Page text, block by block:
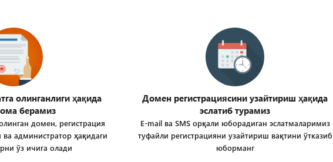
олинганлиги ҳақида
берамиз
домен, регистрация
администратор ҳақидаги
ўз ичига олади
Домен регистрациясини узайтириш ҳақида
эслатиб турамиз
E-mail ва SMS орқали юборадиган эслатмаларимиз
туфайли регистрацияни узайтириш вақтини ўтказиб
юборманг